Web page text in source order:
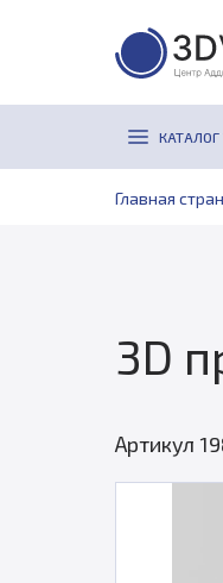
КАТАЛОГ
Главная
3D
Артикул